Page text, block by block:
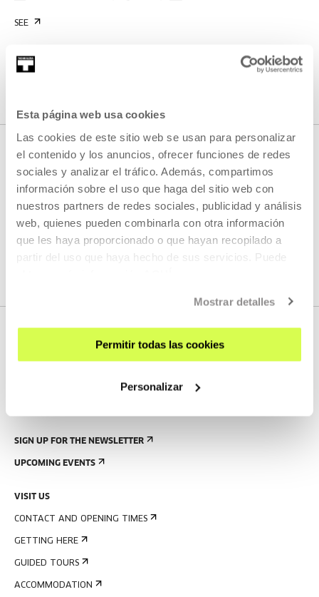
Esta página web usa cookies
Las cookies de este sitio web se usan para personalizar
el contenido y los anuncios, ofrecer funciones de redes
sociales y analizar el tráfico. Además, compartimos
información sobre el uso que haga del sitio web con
nuestros partners de redes sociales, publicidad y análisis
web, quienes pueden combinarla con otra información
que les haya proporcionado o que hayan recopilado a
partir del uso que haya hecho de sus servicios. Puede
Mostrar detalles
Permitir todas las cookies
Personalizar
SEE
NEXT LIVE STREAMS
SIGN UP FOR THE NEWSLETTER
UPCOMING EVENTS
VISIT US
CONTACT AND OPENING TIMES
GETTING HERE
GUIDED TOURS
ACCOMMODATION